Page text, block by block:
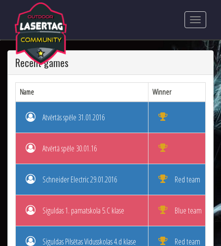
Recent games
Name Winner
Atvērtās spēle 31.01.2016
Atvērtā spēle 30.01.16
Schneider Electric 29.01.2016 Red team
Siguldas 1. pamatskola 5.C klase Blue team
Siguldas Pilsētas Vidusskolas 4.d klase Red team